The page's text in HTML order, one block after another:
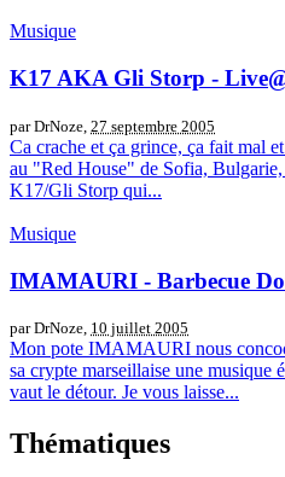
Musique
K17 AKA Gli Storp -
par DrNoze, 27 septembre 2005
Ca crache et ça grince, ça fait mal
au "Red House" de Sofia,
K17/Gli Storp qui...
Musique
IMAMAURI - Barbecue
par DrNoze, 10 juillet 2005
Mon pote IMAMAURI nous
sa crypte marseillaise une musique
vaut le détour. Je vous laisse...
Thématiques